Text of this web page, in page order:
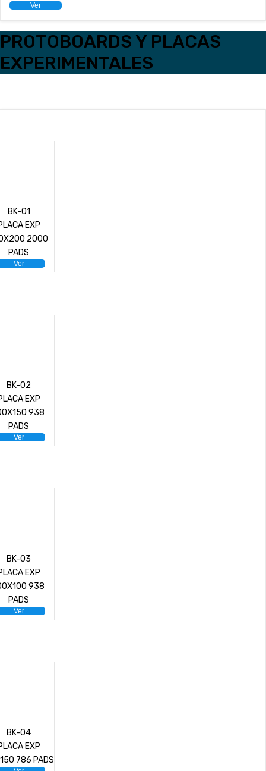
Ver
PROTOBOARDS Y PLACAS
EXPERIMENTALES
BK-01
EXP
2000
PADS
Ver
BK-02
EXP
938
PADS
Ver
BK-03
EXP
938
PADS
Ver
BK-04
EXP
786 PADS